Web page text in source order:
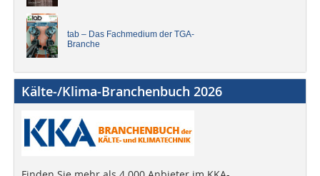
tab – Das Fachmedium der TGA-
Branche
Kälte-/Klima-Branchenbuch 2026